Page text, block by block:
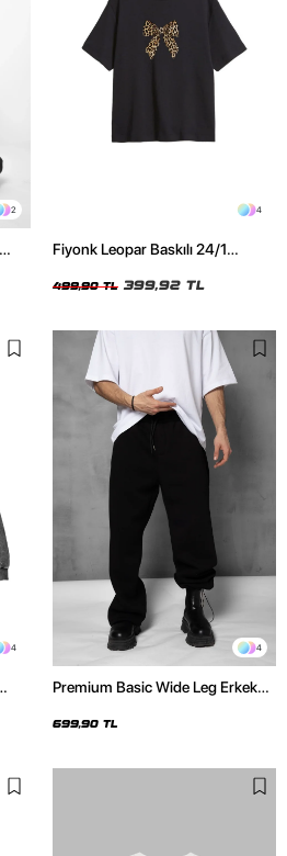
2 4
Fiyonk Leopar Baskılı 24/1
Tshirt
499,90 TL 399,92 TL
4 4
Premium Basic Wide Leg Erkek
699,90 TL